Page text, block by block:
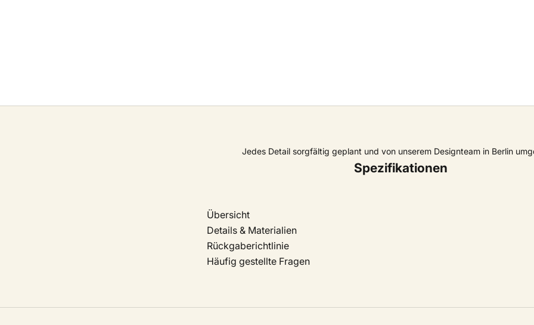
Jedes Detail sorgfältig geplant und von unserem Designteam in Berlin
Spezifikationen
Übersicht
Details & Materialien
Rückgaberichtlinie
Häufig gestellte Fragen